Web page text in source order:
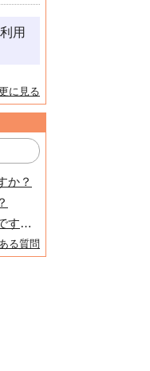
用
に見る
か？
代金の支払いはどのような方法ですか？
る質問